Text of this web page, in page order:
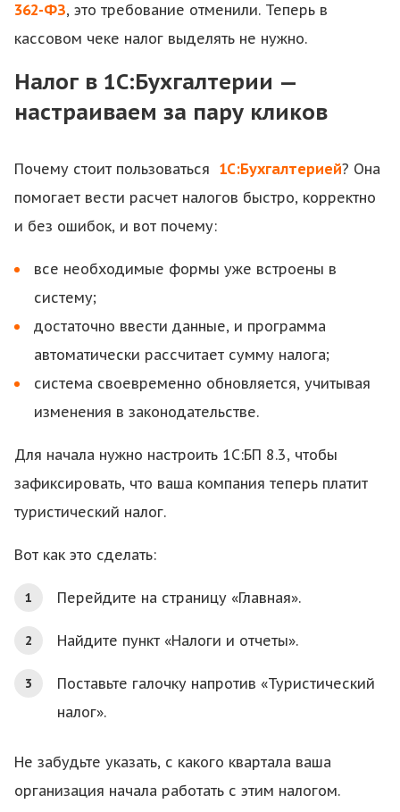
362-ФЗ, это требование отменили. Теперь в
кассовом чеке налог выделять не нужно.
Налог в 1С:Бухгалтерии —
настраиваем за пару кликов
Почему стоит пользоваться 1С:Бухгалтерией? Она
помогает вести расчет налогов быстро, корректно
и без ошибок, и вот почему:
все необходимые формы уже встроены в
систему;
достаточно ввести данные, и программа
автоматически рассчитает сумму налога;
система своевременно обновляется, учитывая
изменения в законодательстве.
Для начала нужно настроить 1С:БП 8.3, чтобы
зафиксировать, что ваша компания теперь платит
туристический налог.
Вот как это сделать:
Перейдите на страницу «Главная».
Найдите пункт «Налоги и отчеты».
Поставьте галочку напротив «Туристический
налог».
Не забудьте указать, с какого квартала ваша
организация начала работать с этим налогом.